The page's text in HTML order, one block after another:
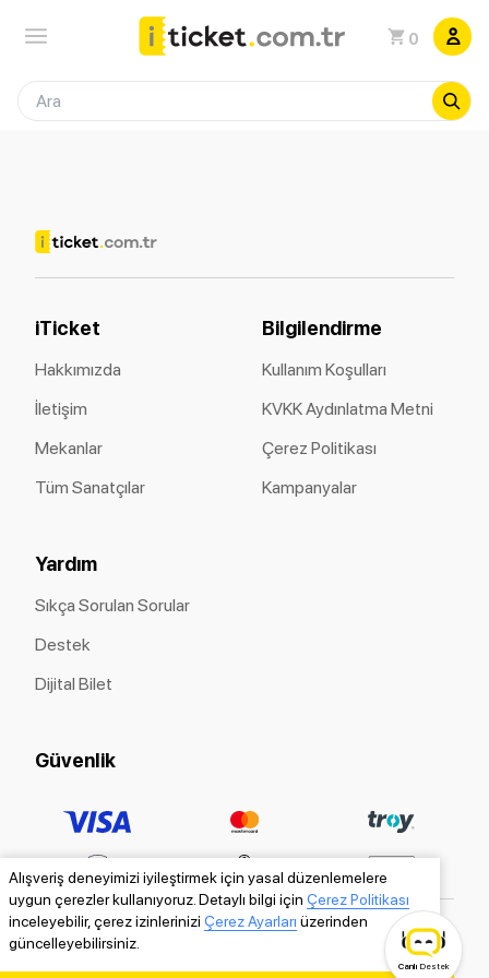
0
Alışveriş deneyimizi iyileştirmek için yasal düzenlemelere
uygun çerezler kullanıyoruz. Detaylı bilgi için Çerez Politikası
inceleyebilir, çerez izinlerinizi Çerez Ayarları üzerinden
güncelleyebilirsiniz.
iTicket
Hakkımızda
İletişim
Mekanlar
Tüm Sanatçılar
Bilgilendirme
Kullanım Koşulları
KVKK Aydınlatma Metni
Çerez Politikası
Kampanyalar
Yardım
Sıkça Sorulan Sorular
Destek
Dijital Bilet
Güvenlik
Canlı Destek